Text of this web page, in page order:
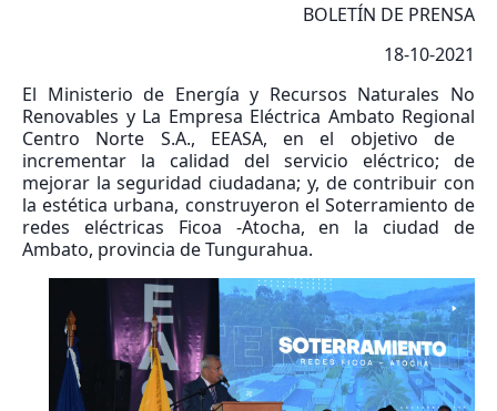
BOLETÍN DE PRENSA
18-10-2021
El Ministerio de Energía y Recursos Naturales No
Renovables y La Empresa Eléctrica Ambato Regional
Centro Norte S.A., EEASA, en el objetivo de
incrementar la calidad del servicio eléctrico; de
mejorar la seguridad ciudadana; y, de contribuir con
la estética urbana, construyeron el Soterramiento de
redes eléctricas Ficoa -Atocha, en la ciudad de
Ambato, provincia de Tungurahua.